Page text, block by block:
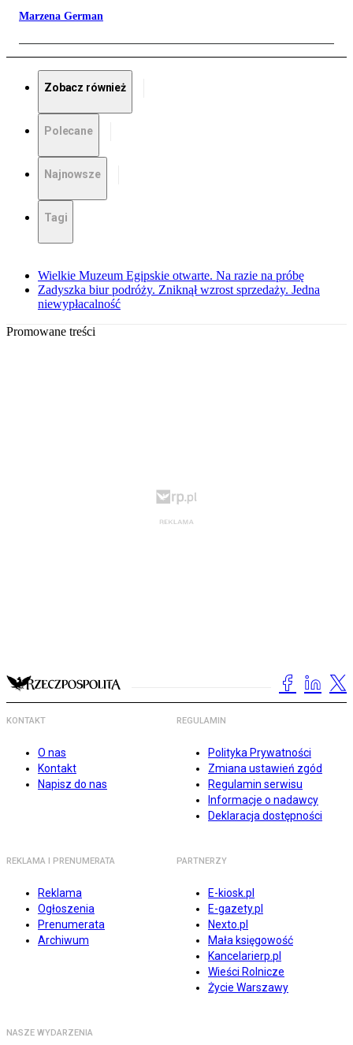
Marzena German
Zobacz również
Polecane
Najnowsze
Tagi
Wielkie Muzeum Egipskie otwarte. Na razie na próbę
Zadyszka biur podróży. Zniknął wzrost sprzedaży. Jedna
niewypłacalność
Promowane treści
KONTAKT
O nas
Kontakt
Napisz do nas
REGULAMIN
Polityka Prywatności
Zmiana ustawień zgód
Regulamin serwisu
Informacje o nadawcy
Deklaracja dostępności
REKLAMA I PRENUMERATA
Reklama
Ogłoszenia
Prenumerata
Archiwum
PARTNERZY
E-kiosk.pl
E-gazety.pl
Nexto.pl
Mała księgowość
Kancelarierp.pl
Wieści Rolnicze
Życie Warszawy
NASZE WYDARZENIA